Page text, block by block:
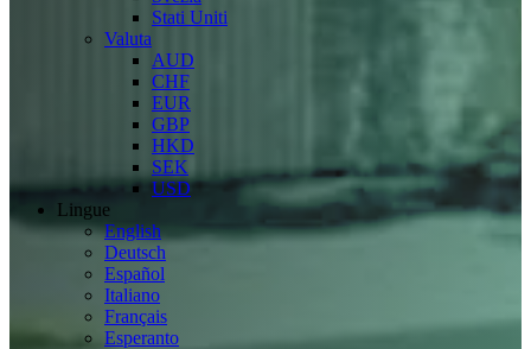
Stati Uniti
Valuta
AUD
CHF
EUR
GBP
HKD
SEK
USD
Lingue
English
Deutsch
Español
Italiano
Français
Esperanto